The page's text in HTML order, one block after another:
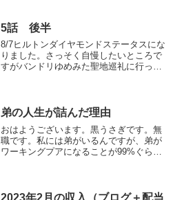
いであると気づくのに時間はかからなか
った。会社員としてやって...
5話 後半
8/7ヒルトンダイヤモンドステータスにな
りました。さっそく自慢したいところで
すがバンドリゆめみた聖地巡礼に行って
弟の人生が詰んだ理由
おはようございます。黒うさぎです。無
職です。私には弟がいるんですが、弟が
ワーキングプアになることが99%ぐらい
業できませんでした...
2023年2月の収入（ブログ＋配当